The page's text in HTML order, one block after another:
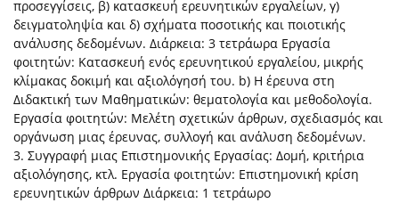
προσεγγίσεις, β) κατασκευή ερευνητικών εργαλείων, γ)
δειγματοληψία και δ) σχήματα ποσοτικής και ποιοτικής
ανάλυσης δεδομένων. Διάρκεια: 3 τετράωρα Εργασία
φοιτητών: Κατασκευή ενός ερευνητικού εργαλείου, μικρής
κλίμακας δοκιμή και αξιολόγησή του. b) Η έρευνα στη
Διδακτική των Μαθηματικών: θεματολογία και μεθοδολογία.
Εργασία φοιτητών: Μελέτη σχετικών άρθρων, σχεδιασμός και
οργάνωση μιας έρευνας, συλλογή και ανάλυση δεδομένων.
3. Συγγραφή μιας Επιστημονικής Εργασίας: Δομή, κριτήρια
αξιολόγησης, κτλ. Εργασία φοιτητών: Επιστημονική κρίση
ερευνητικών άρθρων Διάρκεια: 1 τετράωρο